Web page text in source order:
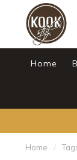
Home
Home /